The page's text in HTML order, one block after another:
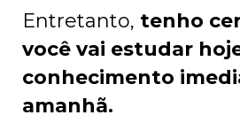
Entretanto, tenho
você vai estudar
conhecimento
amanhã.